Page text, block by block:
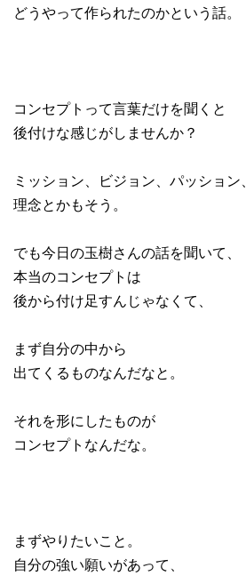
どうやって作られたのかという話。
コンセプトって言葉だけを聞くと
後付けな感じがしませんか？
ミッション、ビジョン、パッション、
理念とかもそう。
でも今日の玉樹さんの話を聞いて、
本当のコンセプトは
後から付け足すんじゃなくて、
まず自分の中から
出てくるものなんだなと。
それを形にしたものが
コンセプトなんだな。
まずやりたいこと。
自分の強い願いがあって、